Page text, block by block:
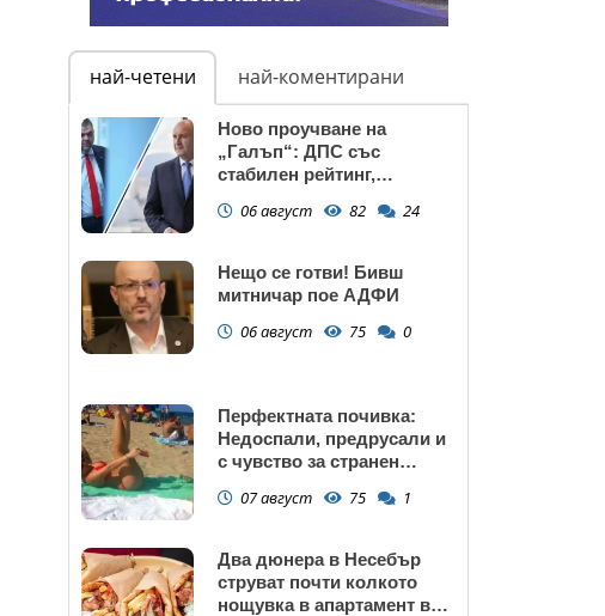
най-четени най-коментирани
Ново проучване на
„Галъп“: ДПС със
стабилен рейтинг,
запазва
06 август 82 24
Нещо се готви! Бивш
митничар пое АДФИ
06 август 75 0
Перфектната почивка:
Недоспали, предрусали и
с чувство за странен
07 август 75 1
Два дюнера в Несебър
струват почти колкото
нощувка в апартамент в